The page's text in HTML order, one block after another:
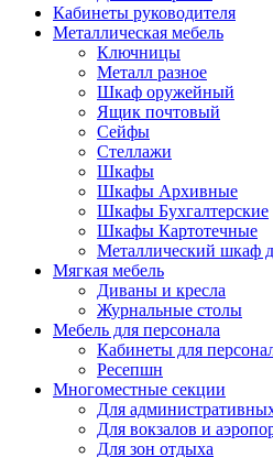
Кабинеты руководителя
Металлическая мебель
Ключницы
Металл разное
Шкаф оружейный
Ящик почтовый
Сейфы
Стеллажи
Шкафы
Шкафы Архивные
Шкафы Бухгалтерские
Шкафы Картотечные
Металлический шкаф
Мягкая мебель
Диваны и кресла
Журнальные столы
Мебель для персонала
Кабинеты для
Ресепшн
Многоместные секции
Для
Для вокзалов и
Для зон отдыха